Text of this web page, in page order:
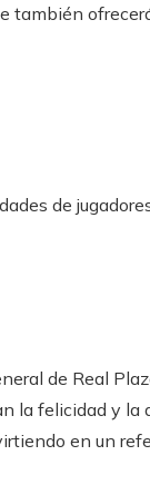
también
de
de Real
la felicidad y la
en un